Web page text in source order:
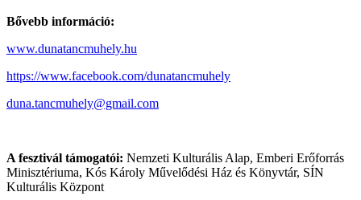
Bővebb információ:
www.dunatancmuhely.hu
https://www.facebook.com/dunatancmuhely
duna.tancmuhely@gmail.com
A fesztivál támogatói: Nemzeti Kulturális Alap, Emberi Erőforrás
Minisztériuma, Kós Károly Művelődési Ház és Könyvtár, SÍN
Kulturális Központ